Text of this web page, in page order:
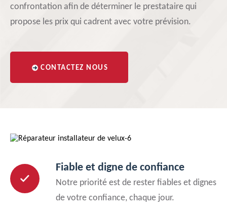
confrontation afin de déterminer le prestataire qui
propose les prix qui cadrent avec votre prévision.
CONTACTEZ NOUS
Fiable et digne de confiance
Notre priorité est de rester fiables et dignes
de votre confiance, chaque jour.